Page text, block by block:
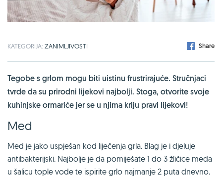
KATEGORIJA: ZANIMLJIVOSTI Share
Tegobe s grlom mogu biti uistinu frustrirajuće. Stručnjaci
tvrde da su prirodni lijekovi najbolji. Stoga, otvorite svoje
kuhinjske ormariće jer se u njima kriju pravi lijekovi!
Med
Med je jako uspješan kod liječenja grla. Blag je i djeluje
antibakterijski. Najbolje je da pomiješate 1 do 3 žličice meda
u šalicu tople vode te ispirite grlo najmanje 2 puta dnevno.